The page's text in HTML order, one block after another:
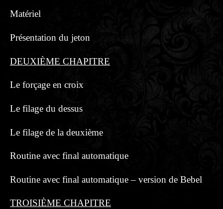
Matériel
Présentation du jeton
DEUXIÈME CHAPITRE
Le forçage en croix
Le filage du dessus
Le filage de la deuxième
Routine avec final automatique
Routine avec final automatique – version de Bebel
TROISIÈME CHAPITRE